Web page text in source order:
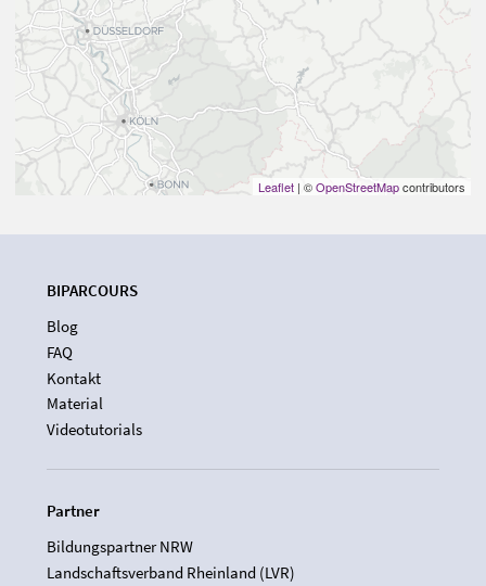
Leaflet | ©OpenStreetMapcontributors
BIPARCOURS
Blog
FAQ
Kontakt
Material
Videotutorials
Partner
Bildungspartner NRW
Landschaftsverband Rheinland (LVR)